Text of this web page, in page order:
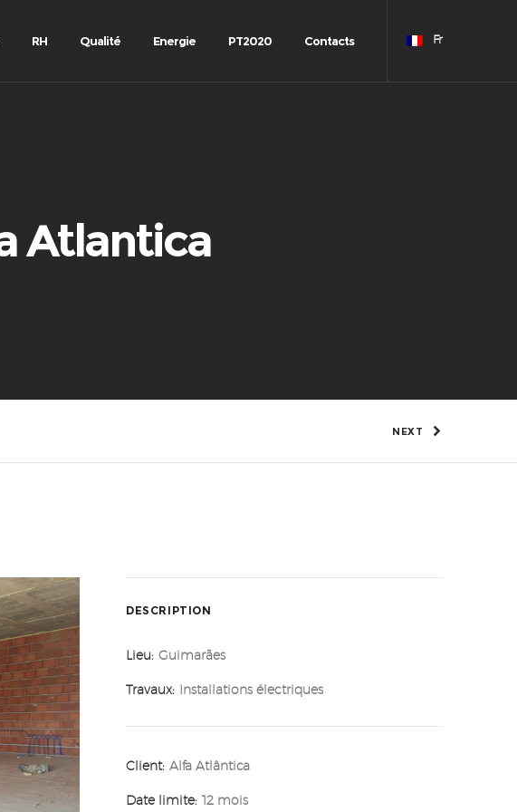
Fr
RH Qualité Energie PT2020 Contacts
Atlantica
NEXT
DESCRIPTION
Lieu: Guimarães
Travaux: Installations électriques
Client: Alfa Atlântica
Date limite: 12 mois